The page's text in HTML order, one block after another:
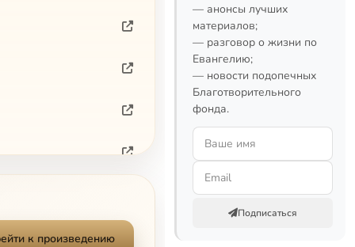
к произведению
— анонсы лучших
материалов;
— разговор о жизни по
Евангелию;
— новости подопечных
Благотворительного
фонда.
Подписаться